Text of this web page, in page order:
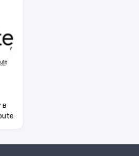
Redoute